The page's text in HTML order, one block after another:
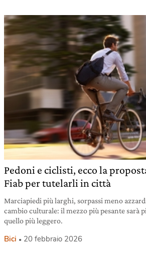
Pedoni e ciclisti, ecco la
Fiab per tutelarli in città
Marciapiedi più larghi, sorpassi meno
cambio culturale: il mezzo più pesante sarà
quello più leggero.
Bici 20 febbraio 2026